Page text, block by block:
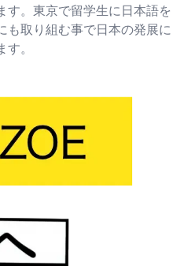
す。東京で留学生に日本語を
も取り組む事で日本の発展に
。